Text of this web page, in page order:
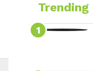
Trending